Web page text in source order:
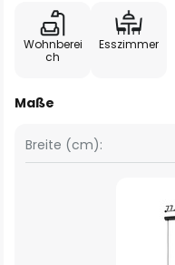
Wohnberei
ch
Esszimmer
Maße
Breite (cm):